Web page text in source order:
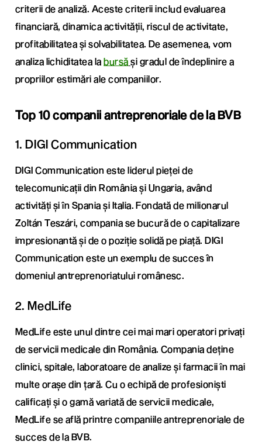
criterii de analiză. Aceste criterii includ evaluarea
financiară, dinamica activității, riscul de activitate,
profitabilitatea și solvabilitatea. De asemenea, vom
analiza lichiditatea labursă și gradul de îndeplinire a
propriilor estimări ale companiilor.
Top 10 companii antreprenoriale de la BVB
1. DIGI Communication
DIGI Communication este liderul pieței de
telecomunicații din România și Ungaria, având
activități și în Spania și Italia. Fondată de milionarul
Zoltán Teszári, compania se bucură de o capitalizare
impresionantă și de o poziție solidă pe piață. DIGI
Communication este un exemplu de succes în
domeniul antreprenoriatului românesc.
2. MedLife
MedLife este unul dintre cei mai mari operatori privați
de servicii medicale din România. Compania deține
clinici, spitale, laboratoare de analize și farmacii în mai
multe orașe din țară. Cu o echipă de profesioniști
calificați și o gamă variată de servicii medicale,
MedLife se află printre companiile antreprenoriale de
succes de la BVB.